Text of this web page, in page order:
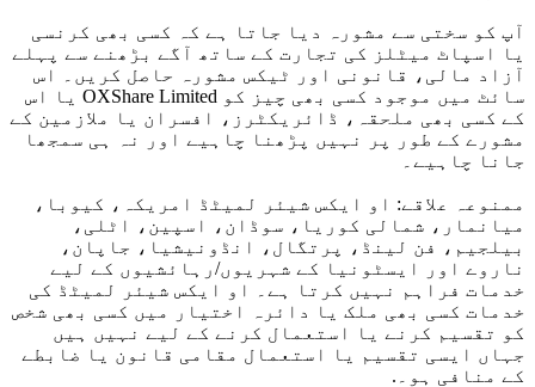
آپ کو سختی سے مشورہ دیا جاتا ہے کہ کسی بھی کرنسی
یا اسپاٹ میٹلز کی تجارت کے ساتھ آگے بڑھنے سے پہلے
آزاد مالی، قانونی اور ٹیکس مشورہ حاصل کریں۔ اس
سائٹ میں موجود کسی بھی چیز کو OXShare Limited یا اس
کے کسی بھی ملحقہ، ڈائریکٹرز، افسران یا ملازمین کے
مشورے کے طور پر نہیں پڑھنا چاہیے اور نہ ہی سمجھا
جانا چاہیے۔
ممنوعہ علاقے: او ایکس شیئر لمیٹڈ امریکہ، کیوبا، ​​
میانمار، شمالی کوریا، سوڈان، اسپین، اٹلی،
بیلجیم، فن لینڈ، پرتگال، انڈونیشیا، جاپان،
ناروے اور ایسٹونیا کے شہریوں/رہائشیوں کے لیے
خدمات فراہم نہیں کرتا ہے۔ او ایکس شیئر لمیٹڈ کی
خدمات کسی بھی ملک یا دائرہ اختیار میں کسی بھی شخص
کو تقسیم کرنے یا استعمال کرنے کے لیے نہیں ہیں
جہاں ایسی تقسیم یا استعمال مقامی قانون یا ضابطے
کے منافی ہو۔.